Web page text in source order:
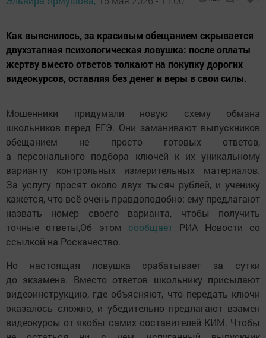
Как выяснилось, за красивым обещанием скрывается
двухэтапная психологическая ловушка: после оплаты
жертву вместо ответов толкают на покупку дорогих
видеокурсов, оставляя без денег и веры в свои силы.
Мошенники придумали новую схему обмана
школьников перед ЕГЭ. Они заманивают выпускников
обещанием не просто готовых ответов,
а персонального подбора ключей к их уникальному
варианту контрольных измерительных материалов.
За услугу просят около двух тысяч рублей, и ученику
кажется, что всё очень правдоподобно: ему предлагают
назвать номер своего варианта, чтобы получить
точные ответы,Об этом сообщает РИА Новости со
ссылкой на Роскачество.
Но настоящая ловушка срабатывает за сутки
до экзамена. Вместо ответов школьнику присылают
видеоинструкцию, где объясняют, что передать ключи
оказалось сложно, и убедительно предлагают взамен
видеокурсы от якобы самих составителей КИМ. Чтобы